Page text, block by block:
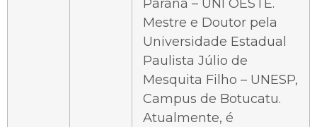
Paraná – UNI OESTE.
Mestre e Doutor pela
Universidade Estadual
Paulista Júlio de
Mesquita Filho – UNESP,
Campus de Botucatu.
Atualmente, é